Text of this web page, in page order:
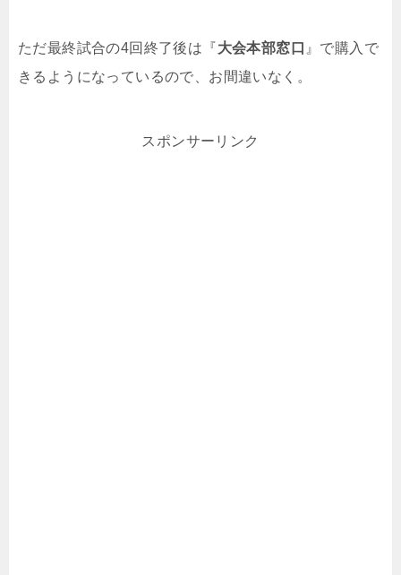
ただ最終試合の4回終了後は『大会本部窓口 』で購入で
きるようになっているので、お間違いなく。
スポンサーリンク